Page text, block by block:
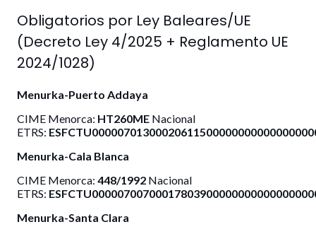
Obligatorios por Ley Baleares/UE
(Decreto Ley 4/2025 + Reglamento UE
2024/1028)
Menurka-Puerto Addaya
CIME Menorca: HT260ME Nacional
ETRS:
Menurka-Cala Blanca
CIME Menorca: 448/1992 Nacional
ETRS:
Menurka-Santa Clara